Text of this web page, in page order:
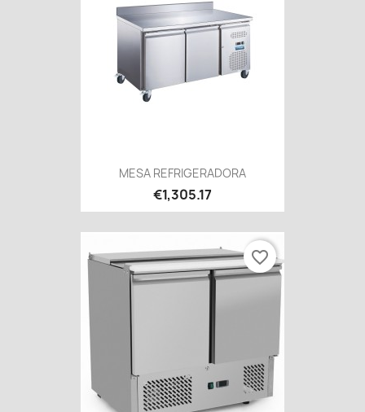
MESA REFRIGERADORA
€1,305.17
favorite_border